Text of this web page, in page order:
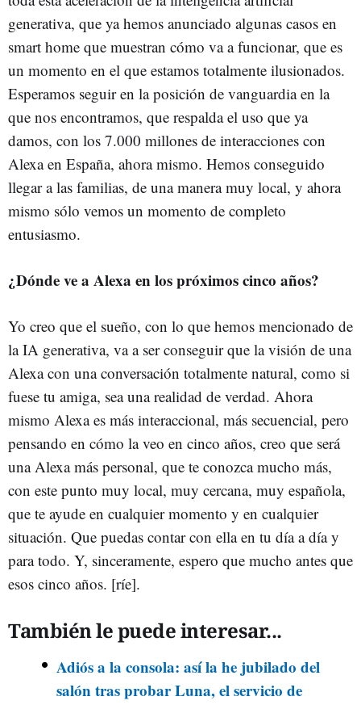
generativa, que ya hemos anunciado algunas casos en
smart home que muestran cómo va a funcionar, que es
un momento en el que estamos totalmente ilusionados.
Esperamos seguir en la posición de vanguardia en la
que nos encontramos, que respalda el uso que ya
damos, con los 7.000 millones de interacciones con
Alexa en España, ahora mismo. Hemos conseguido
llegar a las familias, de una manera muy local, y ahora
mismo sólo vemos un momento de completo
entusiasmo.
¿Dónde ve a Alexa en los próximos cinco años?
Yo creo que el sueño, con lo que hemos mencionado de
la IA generativa, va a ser conseguir que la visión de una
Alexa con una conversación totalmente natural, como si
fuese tu amiga, sea una realidad de verdad. Ahora
mismo Alexa es más interaccional, más secuencial, pero
pensando en cómo la veo en cinco años, creo que será
una Alexa más personal, que te conozca mucho más,
con este punto muy local, muy cercana, muy española,
que te ayude en cualquier momento y en cualquier
situación. Que puedas contar con ella en tu día a día y
para todo. Y, sinceramente, espero que mucho antes que
esos cinco años. [ríe].
También le puede interesar...
Adiós a la consola: así la he jubilado del
salón tras probar Luna, el servicio de